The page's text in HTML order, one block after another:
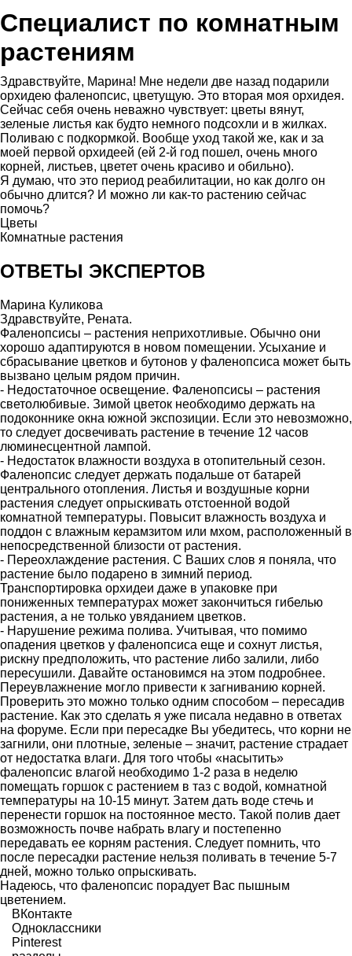
Специалист по комнатным
растениям
Здравствуйте, Марина! Мне недели две назад подарили
орхидею фаленопсис, цветущую. Это вторая моя орхидея.
Сейчас себя очень неважно чувствует: цветы вянут,
зеленые листья как будто немного подсохли и в жилках.
Поливаю с подкормкой. Вообще уход такой же, как и за
моей первой орхидеей (ей 2-й год пошел, очень много
корней, листьев, цветет очень красиво и обильно).
Я думаю, что это период реабилитации, но как долго он
обычно длится? И можно ли как-то растению сейчас
помочь?
Цветы
Комнатные растения
ОТВЕТЫ ЭКСПЕРТОВ
Марина Куликова
Здравствуйте, Рената.
Фаленопсисы – растения неприхотливые. Обычно они
хорошо адаптируются в новом помещении. Усыхание и
сбрасывание цветков и бутонов у фаленопсиса может быть
вызвано целым рядом причин.
- Недостаточное освещение. Фаленопсисы – растения
светолюбивые. Зимой цветок необходимо держать на
подоконнике окна южной экспозиции. Если это невозможно,
то следует досвечивать растение в течение 12 часов
люминесцентной лампой.
- Недостаток влажности воздуха в отопительный сезон.
Фаленопсис следует держать подальше от батарей
центрального отопления. Листья и воздушные корни
растения следует опрыскивать отстоенной водой
комнатной температуры. Повысит влажность воздуха и
поддон с влажным керамзитом или мхом, расположенный в
непосредственной близости от растения.
- Переохлаждение растения. С Ваших слов я поняла, что
растение было подарено в зимний период.
Транспортировка орхидеи даже в упаковке при
пониженных температурах может закончиться гибелью
растения, а не только увяданием цветков.
- Нарушение режима полива. Учитывая, что помимо
опадения цветков у фаленопсиса еще и сохнут листья,
рискну предположить, что растение либо залили, либо
пересушили. Давайте остановимся на этом подробнее.
Переувлажнение могло привести к загниванию корней.
Проверить это можно только одним способом – пересадив
растение. Как это сделать я уже писала недавно в ответах
на форуме. Если при пересадке Вы убедитесь, что корни не
загнили, они плотные, зеленые – значит, растение страдает
от недостатка влаги. Для того чтобы «насытить»
фаленопсис влагой необходимо 1-2 раза в неделю
помещать горшок с растением в таз с водой, комнатной
температуры на 10-15 минут. Затем дать воде стечь и
перенести горшок на постоянное место. Такой полив дает
возможность почве набрать влагу и постепенно
передавать ее корням растения. Следует помнить, что
после пересадки растение нельзя поливать в течение 5-7
дней, можно только опрыскивать.
Надеюсь, что фаленопсис порадует Вас пышным
цветением.
ВКонтакте
Одноклассники
Pinterest